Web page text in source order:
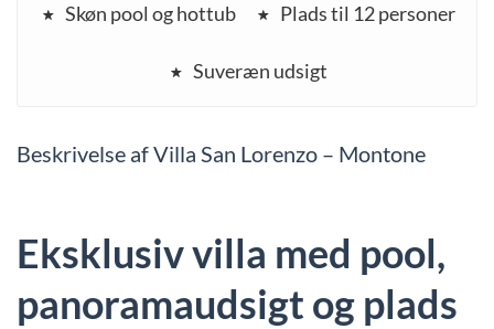
Skøn pool og hottub Plads til 12 personer
Suveræn udsigt
Beskrivelse af Villa San Lorenzo – Montone
Eksklusiv villa med pool,
panoramaudsigt og plads